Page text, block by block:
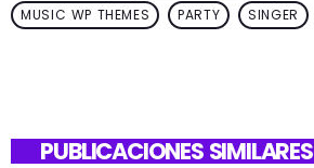
MUSIC WP THEMES
PARTY SINGER
PUBLICACIONES SIMILARES